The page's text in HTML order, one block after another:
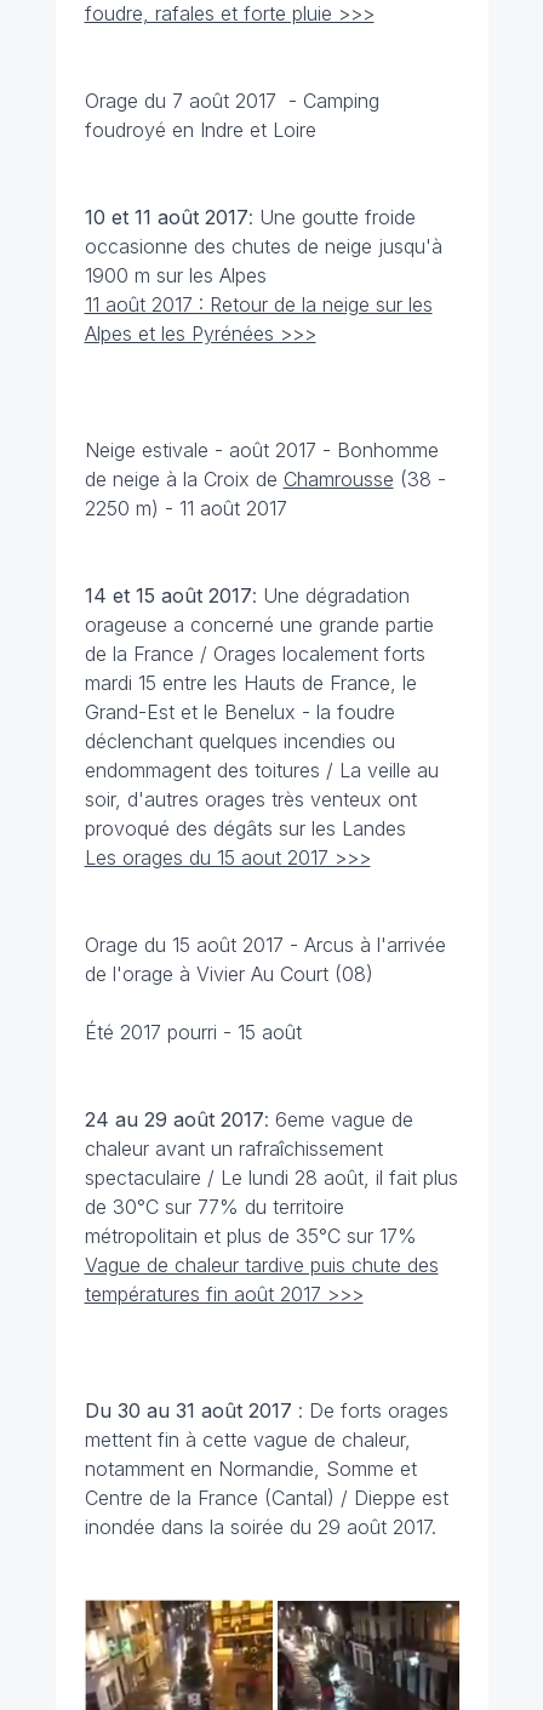
foudre, rafales et forte pluie >>>
Orage du 7 août 2017 - Camping
foudroyé en Indre et Loire
10 et 11 août 2017: Une goutte froide
occasionne des chutes de neige jusqu'à
1900 m sur les Alpes
11 août 2017 : Retour de la neige sur les
Alpes et les Pyrénées >>>
Neige estivale - août 2017 - Bonhomme
de neige à la Croix de Chamrousse (38 -
2250 m) - 11 août 2017
14 et 15 août 2017: Une dégradation
orageuse a concerné une grande partie
de la France / Orages localement forts
mardi 15 entre les Hauts de France, le
Grand-Est et le Benelux - la foudre
déclenchant quelques incendies ou
endommagent des toitures / La veille au
soir, d'autres orages très venteux ont
provoqué des dégâts sur les Landes
Les orages du 15 aout 2017 >>>
Orage du 15 août 2017 - Arcus à l'arrivée
de l'orage à Vivier Au Court (08)
Été 2017 pourri - 15 août
24 au 29 août 2017: 6eme vague de
chaleur avant un rafraîchissement
spectaculaire / Le lundi 28 août, il fait plus
de 30°C sur 77% du territoire
métropolitain et plus de 35°C sur 17%
Vague de chaleur tardive puis chute des
températures fin août 2017 >>>
Du 30 au 31 août 2017 : De forts orages
mettent fin à cette vague de chaleur,
notamment en Normandie, Somme et
Centre de la France (Cantal) / Dieppe est
inondée dans la soirée du 29 août 2017.